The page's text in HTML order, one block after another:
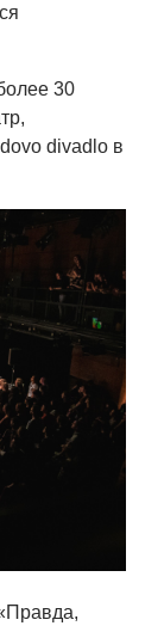
30
divadlo в
Правда,